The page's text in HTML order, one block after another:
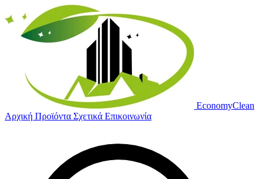
EconomyClean
Αρχική Προϊόντα Σχετικά Επικοινωνία